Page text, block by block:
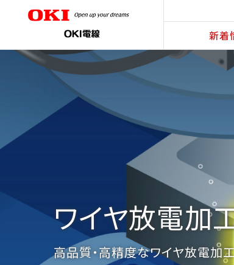
新着
電線・ケーブル
多彩なニーズに豊富なラインアッ
フレキシブル
少量・多品種から量産品まで対応
ワイヤ放電加
高品質・高精度なワイヤ放電加工